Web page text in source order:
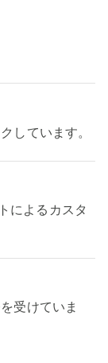
しています。
によるカスタ
受けていま